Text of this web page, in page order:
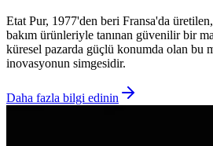
Etat Pur, 1977'den beri Fransa'da
bakım ürünleriyle tanınan güvenilir bir
küresel pazarda güçlü konumda olan bu
inovasyonun simgesidir.
Daha fazla bilgi edinin